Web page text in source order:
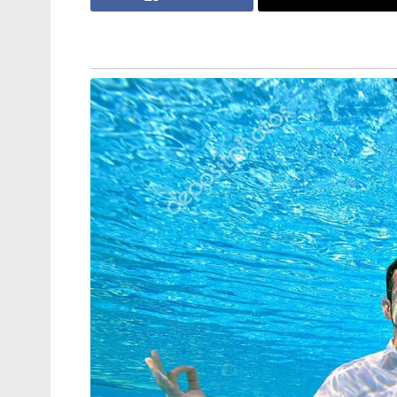
ബാഷെയുടെ
തമിഴ്‌നാട് സർക്കാരിനെതിരെ
വസിക്കാനാവുന്നില്ല. മണിരത്‌നത്തിന്
കുടിക്കുമ്പോൾ വീട്ടിൽ വീണത്
ബോംബ് സംസ്‌കാരമാണ് നടക്കുന്നത്. അത്
ചെയ്യുന്നില്ല. ഇങ്ങനെ തുടർന്നാൽ നമ്മുടെ
പരാമർശം. ഇപ്പോഴിതാ അന്നത്തെ
2024 ഏപ്രിൽ 9 ന് 97 വയസ്സിൽ അന്തരിച്ച
പ്രശസ്ത ചലച്ചിത്ര നിർമ്മാതാവുമായ
പുറത്തിറങ്ങിയ ഒരു വീഡിയോയിലാണ് രജനി
‘ബാഷ’ എന്ന സിനിമയുടെ നൂറാം
വിവാദങ്ങളെക്കുറിച്ച് നടൻ തുറന്നു പറഞ്ഞു.
വേദിയിലിരിക്കെ ‘ബോംബ് സംസ്‌കാരം’